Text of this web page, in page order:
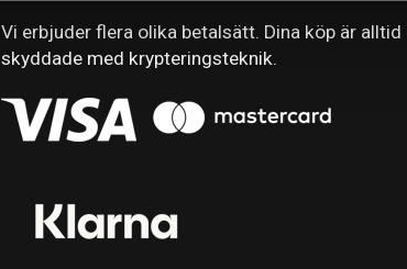
Vi erbjuder flera olika betalsätt. Dina köp är alltid
skyddade med krypteringsteknik.